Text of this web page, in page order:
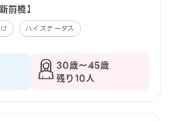
橋】
ハイステータス
30歳〜45歳
残り10人